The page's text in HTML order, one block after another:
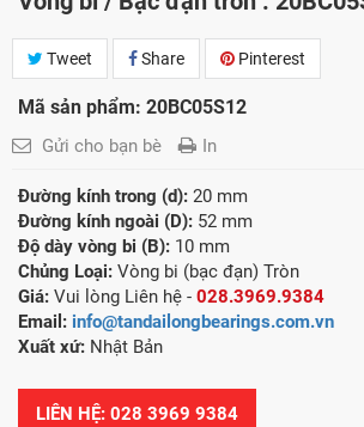
Tweet Share Pinterest
Mã sản phẩm: 20BC05S12
Gửi cho bạn bè In
Đường kính trong (d): 20 mm
Đường kính ngoài (D): 52 mm
Độ dày vòng bi (B): 10 mm
Chủng Loại: Vòng bi (bạc đạn) Tròn
Giá: Vui lòng Liên hệ - 028.3969.9384
Email: info@tandailongbearings.com.vn
Xuất xứ: Nhật Bản
LIÊN HỆ: 028 3969 9384